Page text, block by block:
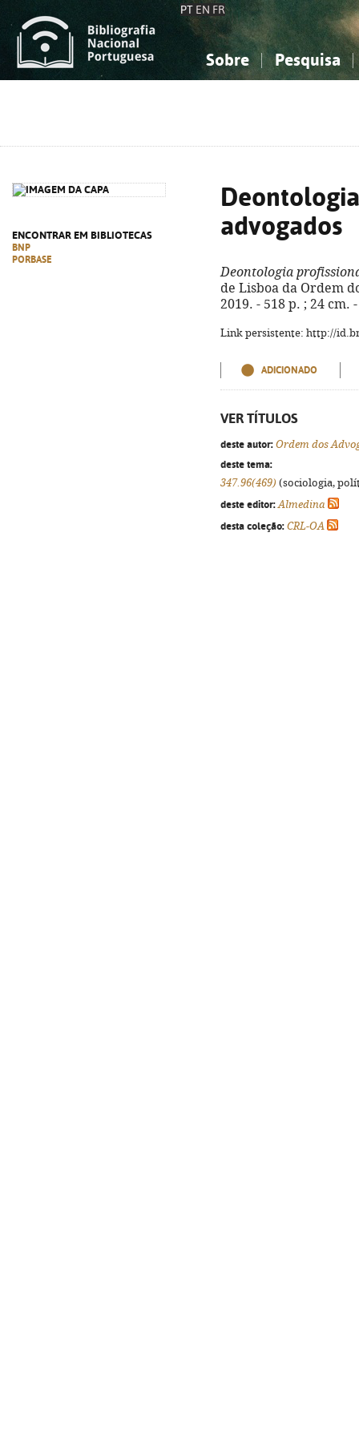
PT EN FR
Sobre Pesquisa
ENCONTRAR EM BIBLIOTECAS
BNP
PORBASE
advogados
Deontologia
de Lisboa da Ordem
2019. - 518 p. ; 24 cm.
Link persistente: http://
ADICIONADO
VER TÍTULOS
deste autor: Ordem dos
deste tema:
347.96(469) (sociologia,
deste editor: Almedina
desta coleção: CRL-OA